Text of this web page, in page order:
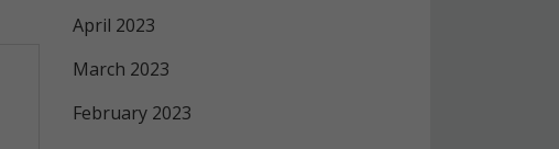
April 2023
March 2023
February 2023